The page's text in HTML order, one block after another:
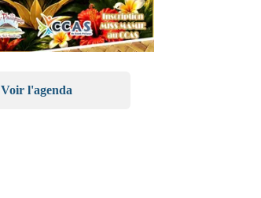
Voir l'agenda